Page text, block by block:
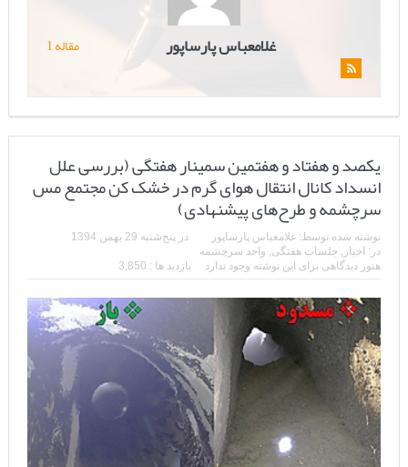
غلامعباس پارساپور مقاله 1
یکصد و هفتاد و هفتمین سمینار هفتگی (بررسی علل
انسداد کانال انتقال هوای گرم در خشک کن مجتمع مس
سرچشمه و طرح‌های پیشنهادی)
نوشته شده توسط: غلامعباس پارساپور در پنج‌شنبه 29 بهمن 1394
در: اخبار , جلسات هفتگی, واحد سرچشمه
هنوز دیدگاهی برای این نوشته وجود ندارد
بازدید ها : 3,850